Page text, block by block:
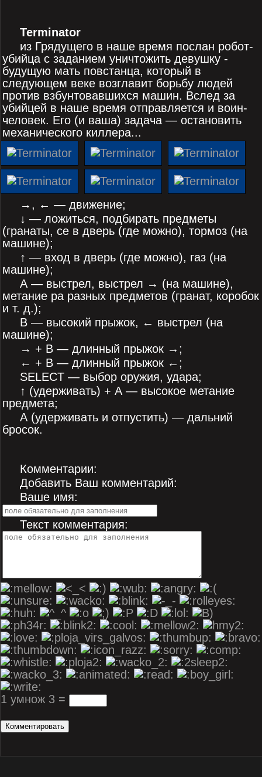
Terminator
из Грядущего в наше время послан робот-
убийца с заданием уничтожить девушку -
будущую мать повстанца, который в
следующем веке возглавит борьбу людей
против взбунтовавшихся машин. Вслед за
убийцей в наше время отправляется и воин-
человек. Его (и ваша) задача — остановить
механического киллера...
→, ← — движение;
↓ — ложиться, подбирать предметы
(гранаты, се в дверь (где можно), тормоз (на
машине);
↑ — вход в дверь (где можно), газ (на
машине);
А — выстрел, выстрел → (на машине),
метание ра разных предметов (гранат, коробок
и т. д.);
В — высокий прыжок, ← выстрел (на
машине);
→ + В — длинный прыжок →;
← + В — длинный прыжок ←;
SELECT — выбор оружия, удара;
↑ (удерживать) + А — высокое метание
предмета;
А (удерживать и отпустить) — дальний
бросок.
Комментарии:
Добавить Ваш комментарий:
Ваше имя:
Текст комментария:
1 умнож 3 =